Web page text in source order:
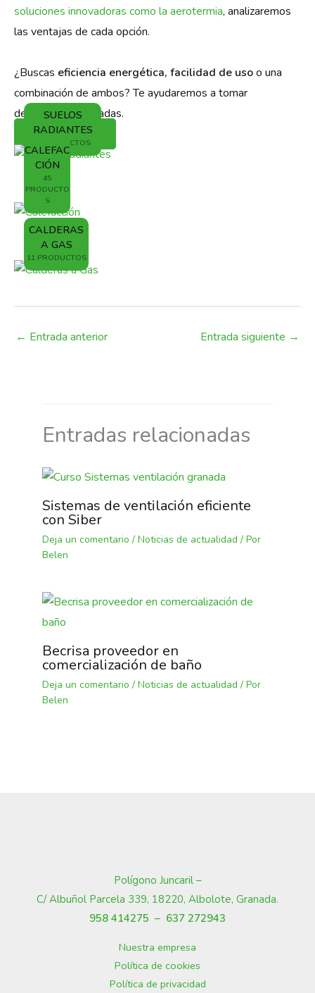
soluciones innovadoras como la aerotermia, analizaremos
las ventajas de cada opción.
¿Buscas eficiencia energética, facilidad de usoo una
combinación de ambos? Te ayudaremos a tomar
decisiones informadas.
Te ayudamos?
SUELOS
RADIANTES
7 PRODUCTOS
CALEFAC
CIÓN
45
PRODUCTO
S
CALDERAS
A GAS
11 PRODUCTOS
← Entrada anterior Entrada siguiente →
Entradas relacionadas
Sistemas de ventilación eficiente
con Siber
Deja un comentario / Noticias de actualidad / Por
Belen
Becrisa proveedor en
comercialización de baño
Deja un comentario / Noticias de actualidad / Por
Belen
Polígono Juncaril –
C/ Albuñol Parcela 339, 18220, Albolote, Granada.
958 414275 – 637 272943
Nuestra empresa
Política de cookies
Política de privacidad